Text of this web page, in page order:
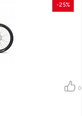
-25%
0